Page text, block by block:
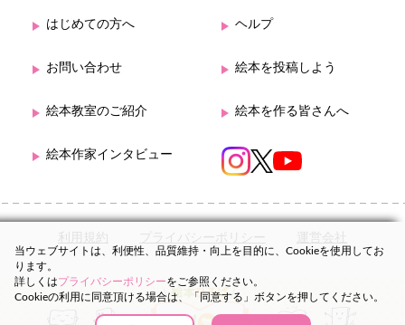
はじめての方へ ヘルプ
お問い合わせ 絵本を投稿しよう
絵本教室のご紹介 絵本を作る皆さんへ
絵本作家インタビュー
利用規約 プライバシーポリシー 運営会社
当ウェブサイトは、利便性、品質維持・向上を目的に、Cookieを使用してお
ります。
詳しくはプライバシーポリシーをご参照ください。
Cookieの利用に同意頂ける場合は、「同意する」ボタンを押してください。